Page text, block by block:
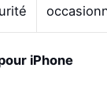
iPhone